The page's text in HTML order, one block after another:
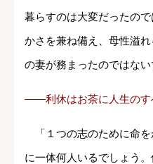
暮らすのは大変だったの
かさを兼ね備え、母性溢
の妻が務まったのではない
――利休はお茶に人生のす
「１つの志のために命を
に一体何人いるでしょう